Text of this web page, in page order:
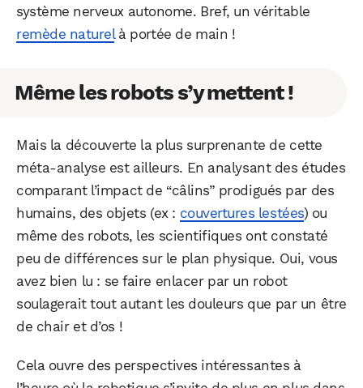
système nerveux autonome. Bref, un véritable
remède naturelà portée de main !
Même les robots s’y mettent !
Mais la découverte la plus surprenante de cette
méta-analyse est ailleurs. En analysant des études
comparant l’impact de “câlins” prodigués par des
humains, des objets (ex : couvertures lestées) ou
même des robots, les scientifiques ont constaté
peu de différences sur le plan physique. Oui, vous
avez bien lu : se faire enlacer par un robot
soulagerait tout autant les douleurs que par un être
de chair et d’os !
Cela ouvre des perspectives intéressantes à